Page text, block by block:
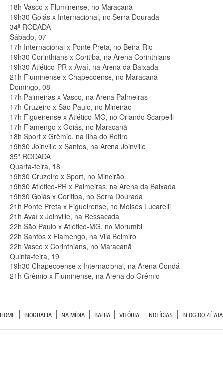
18h Vasco x Fluminense, no Maracanã
19h30 Goiás x Internacional, no Serra Dourada
34ª RODADA
Sábado, 07
17h Internacional x Ponte Preta, no Beira-Rio
19h30 Corinthians x Coritiba, na Arena Corinthians
19h30 Atlético-PR x Avaí, na Arena da Baixada
21h Fluminense x Chapecoense, no Maracanã
Domingo, 08
17h Palmeiras x Vasco, na Arena Palmeiras
17h Cruzeiro x São Paulo, no Mineirão
17h Figueirense x Atlético-MG, no Orlando Scarpelli
17h Flamengo x Goiás, no Maracanã
18h Sport x Grêmio, na Ilha do Retiro
19h30 Joinville x Santos, na Arena Joinville
35ª RODADA
Quarta-feira, 18
19h30 Cruzeiro x Sport, no Mineirão
19h30 Atlético-PR x Palmeiras, na Arena da Baixada
19h30 Goiás x Coritiba, no Serra Dourada
21h Ponte Preta x Figueirense, no Moisés Lucarelli
21h Avaí x Joinville, na Ressacada
22h São Paulo x Atlético-MG, no Morumbi
22h Santos x Flamengo, na Vila Belmiro
22h Vasco x Corinthians, no Maracanã
Quinta-feira, 19
19h30 Chapecoense x Internacional, na Arena Condá
21h Grêmio x Fluminense, na Arena do Grêmio
HOME BIOGRAFIA NA MÍDIA BAHIA VITÓRIA NOTÍCIAS BLOG DO ZÉ